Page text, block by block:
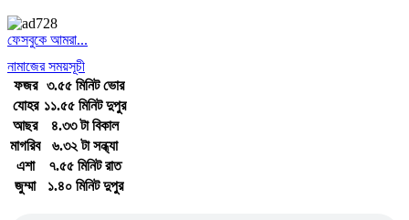
ফেসবুকে আমরা...
নামাজের সময়সূচী
ফজর
৩.৫৫ মিনিট ভোর
যোহর ১১.৫৫ মিনিট দুপুর
আছর
৪.৩৩ টা বিকাল
মাগরিব
৬.৩২ টা সন্ধ্যা
এশা
৭.৫৫ মিনিট রাত
জুম্মা
১.৪০ মিনিট দুপুর